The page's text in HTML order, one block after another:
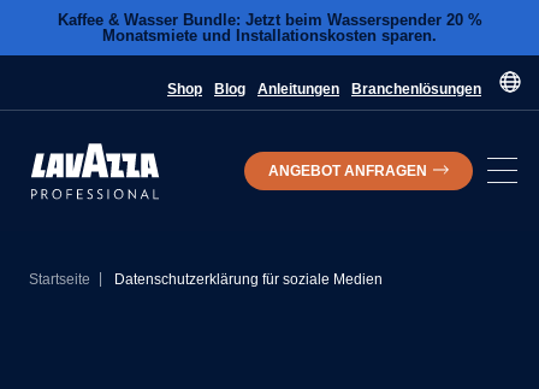
Kaffee & Wasser Bundle: Jetzt beim Wasserspender 20 %
Monatsmiete und Installationskosten sparen.
Shop Blog Anleitungen Branchenlösungen
ANGEBOT ANFRAGEN
Startseite Datenschutzerklärung für soziale Medien